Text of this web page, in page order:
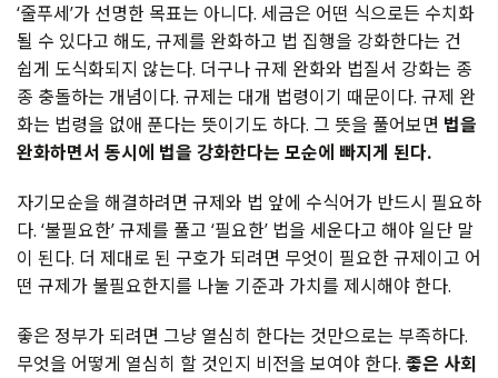
‘줄푸세’가 선명한 목표는 아니다. 세금은 어떤 식으로든 수치화
될 수 있다고 해도, 규제를 완화하고 법 집행을 강화한다는 건
쉽게 도식화되지 않는다. 더구나 규제 완화와 법질서 강화는 종
종 충돌하는 개념이다. 규제는 대개 법령이기 때문이다. 규제 완
화는 법령을 없애 푼다는 뜻이기도 하다. 그 뜻을 풀어보면 법을
완화하면서 동시에 법을 강화한다는 모순에 빠지게 된다.
자기모순을 해결하려면 규제와 법 앞에 수식어가 반드시 필요하
다. ‘불필요한’ 규제를 풀고 ‘필요한’ 법을 세운다고 해야 일단 말
이 된다. 더 제대로 된 구호가 되려면 무엇이 필요한 규제이고 어
떤 규제가 불필요한지를 나눌 기준과 가치를 제시해야 한다.
좋은 정부가 되려면 그냥 열심히 한다는 것만으로는 부족하다.
무엇을 어떻게 열심히 할 것인지 비전을 보여야 한다. 좋은 사회